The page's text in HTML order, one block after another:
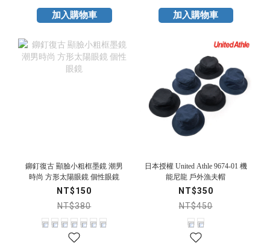
加入購物車 加入購物車
鉚釘復古 顯臉小粗框墨鏡 潮男
時尚 方形太陽眼鏡 個性眼鏡
NT$150
NT$380
日本授權 United Athle 9674-01 機
能尼龍 戶外漁夫帽
NT$350
NT$450